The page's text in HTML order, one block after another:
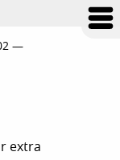
—
extra